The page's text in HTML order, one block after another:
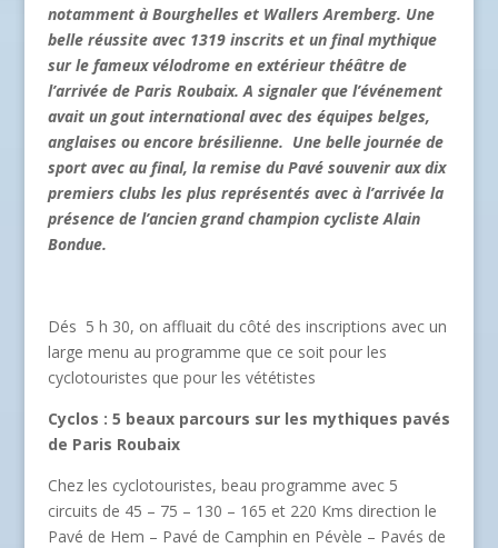
notamment à Bourghelles et Wallers Aremberg. Une
belle réussite avec 1319 inscrits et un final mythique
sur le fameux vélodrome en extérieur théâtre de
l’arrivée de Paris Roubaix. A signaler que l’événement
avait un gout international avec des équipes belges,
anglaises ou encore brésilienne. Une belle journée de
sport avec au final, la remise du Pavé souvenir aux dix
premiers clubs les plus représentés avec à l’arrivée la
présence de l’ancien grand champion cycliste Alain
Bondue.
Dés 5 h 30, on affluait du côté des inscriptions avec un
large menu au programme que ce soit pour les
cyclotouristes que pour les vététistes
Cyclos : 5 beaux parcours sur les mythiques pavés
de Paris Roubaix
Chez les cyclotouristes, beau programme avec 5
circuits de 45 – 75 – 130 – 165 et 220 Kms direction le
Pavé de Hem – Pavé de Camphin en Pévèle – Pavés de